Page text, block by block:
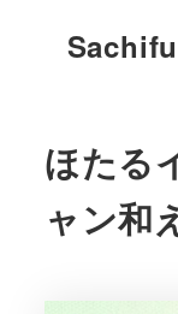
ほたる
ャン和え